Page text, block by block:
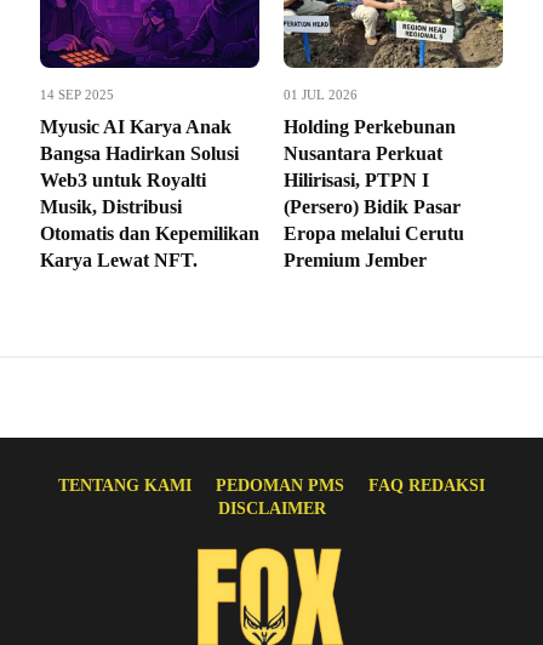
14 SEP 2025
Myusic AI Karya Anak
Bangsa Hadirkan Solusi
Web3 untuk Royalti
Musik, Distribusi
Otomatis dan Kepemilikan
Karya Lewat NFT.
01 JUL 2026
Holding Perkebunan
Nusantara Perkuat
Hilirisasi, PTPN I
(Persero) Bidik Pasar
Eropa melalui Cerutu
Premium Jember
TENTANG KAMI PEDOMAN PMS
FAQ REDAKSI
DISCLAIMER